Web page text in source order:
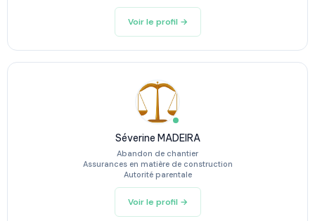
Voir le profil →
Séverine MADEIRA
Abandon de chantier
Assurances en matière de construction
Autorité parentale
Voir le profil →